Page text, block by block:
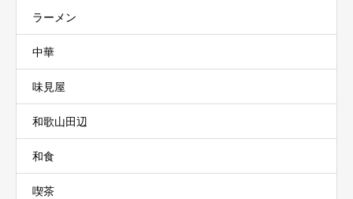
ラーメン
中華
味見屋
和歌山田辺
和食
喫茶